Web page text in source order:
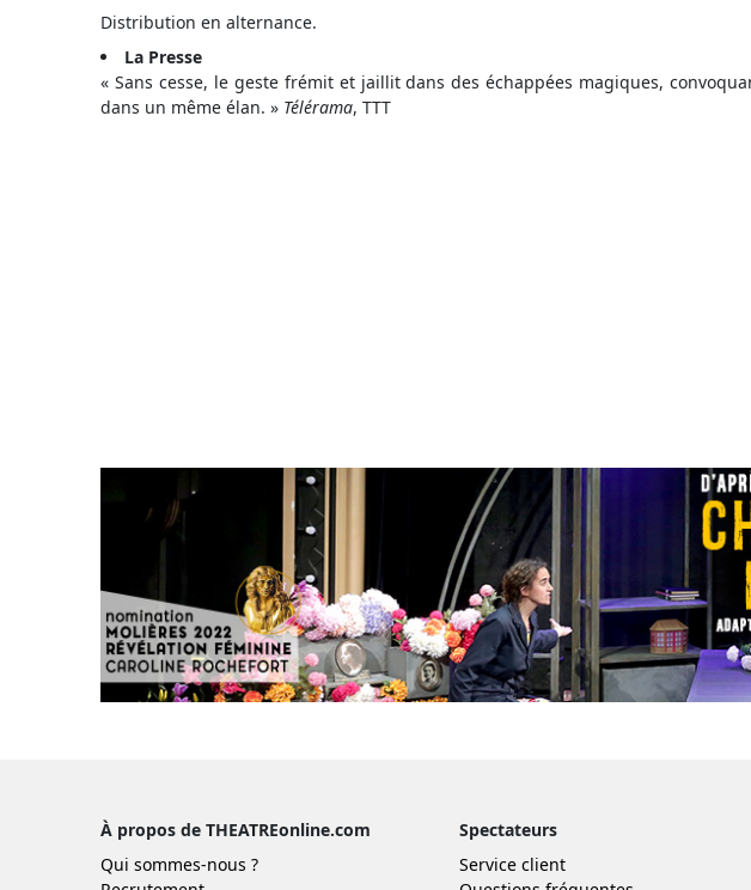
Distribution en alternance.
La Presse
« Sans cesse, le geste frémit et jaillit dans des échappées magiques,
dans un même élan. » Télérama, TTT
À propos de THEATREonline.com
Qui sommes-nous ?
Spectateurs
Service client